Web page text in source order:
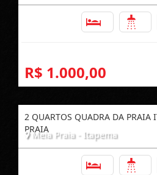
R$ 1.000,00
2 QUARTOS QUADRA DA PRAIA
PRAIA
Meia Praia - Itapema